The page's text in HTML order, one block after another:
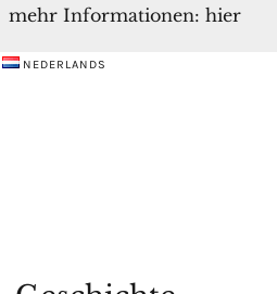
NEDERLANDS
mehr Informationen: hier